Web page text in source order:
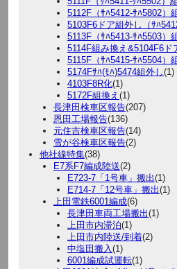
5112F（ｻﾊ5412-ｻﾊ5802）
5103F6ドア組外し（ｻﾊ
5113F（ｻﾊ5413-ｻﾊ5503）
5114F組み換え&5104F6ド
5115F（ｻﾊ5415-ｻﾊ5504）
5174Fｻﾊ(ﾓﾊ)5474組外し(1)
4103F8R化(1)
5172F組換え (1)
長津田検車区報告(207)
恩田工場報告(136)
元住吉検車区報告(14)
雪が谷検車区報告(2)
他社線特集(38)
E7系F7編成陸送(2)
E723-7「1号車」搬出(1)
E714-7「12号車」搬出(1)
上田電鉄6001編成(6)
長津田車両工場搬出(1)
上田市内滞泊(1)
上田市内陸送/到着(2)
中塩田搬入 (1)
6001編成試運転(1)